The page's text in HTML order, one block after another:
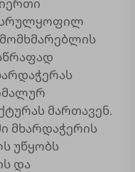
სრულყოფილ
მართავენ.
მხარდაჭერის
უწყობს
და